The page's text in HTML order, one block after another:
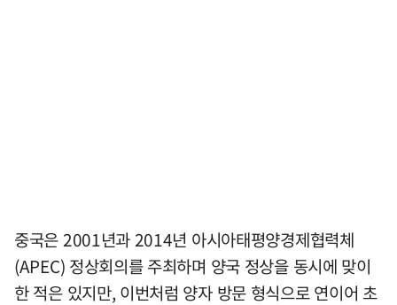
중국은 2001년과 2014년 아시아태평양경제협력체
(APEC) 정상회의를 주최하며 양국 정상을 동시에 맞이
한 적은 있지만, 이번처럼 양자 방문 형식으로 연이어 초